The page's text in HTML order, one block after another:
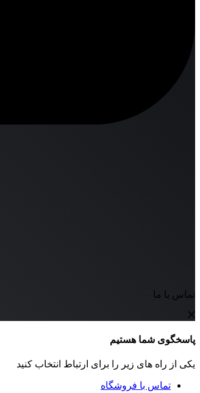
تماس با ما
پاسخگوی شما هستیم
یکی از راه های زیر را برای ارتباط انتخاب کنید
تماس با فروشگاه